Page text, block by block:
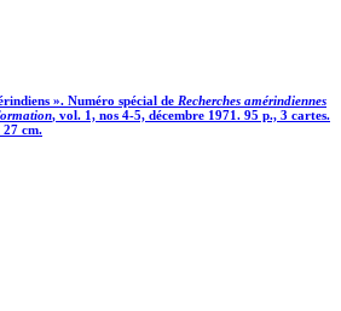
». Numéro spécial de Recherches amérindiennes
, vol. 1, nos 4-5, décembre 1971. 95 p., 3 cartes.
cm.